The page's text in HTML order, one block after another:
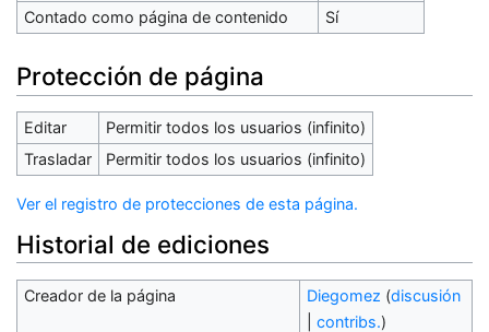
Contado como página de contenido
Sí
Protección de página
Editar
Permitir todos los usuarios (infinito)
Trasladar
Permitir todos los usuarios (infinito)
Ver el registro de protecciones de esta página.
Historial de ediciones
Creador de la página Diegomez (discusión
contribs.)